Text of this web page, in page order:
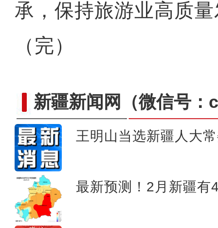
承，保持旅游业高质
（完）
新疆新闻网 （微信号
王明山当选新疆人大
最新预测！2月新疆有